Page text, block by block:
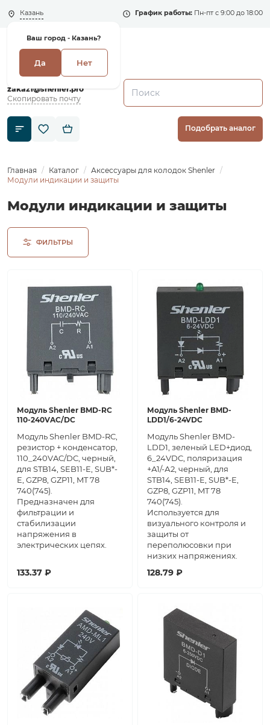
Казань
Ваш город - Казань?
Да Нет
График работы: Пн-пт с 9:00 до 18:00
+7 (495) 135-135-5
zakaz1@shenler.pro
Скопировать почту
Подобрать аналог
Главная Каталог
Аксессуары для колодок Shenler
Модули индикации и защиты
Модули индикации и защиты
ФИЛЬТРЫ
Модуль Shenler BMD-RC
110-240VAC/DC
Модуль Shenler BMD-RC,
резистор + конденсатор,
110_240VAC/DC, черный,
для STB14, SEB11-E, SUB*-
E, GZP8, GZP11, MT 78
740(745).
Предназначен для
фильтрации и
стабилизации
напряжения в
электрических цепях.
133.37 ₽
Модуль Shenler BMD-
LDD1/6-24VDC
Модуль Shenler BMD-
LDD1, зеленый LED+диод,
6_24VDC, поляризация
+А1/-А2, черный, для
STB14, SEB11-E, SUB*-E,
GZP8, GZP11, MT 78
740(745).
Используется для
визуального контроля и
защиты от
переполюсовки при
низких напряжениях.
128.79 ₽